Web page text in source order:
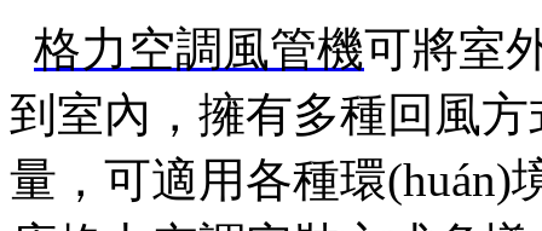
格力空調風管機可將室
到室內，擁有多種回風
量，可適用各種環(huán)境